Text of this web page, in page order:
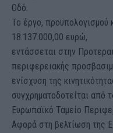
Οδό.
Το έργο, προϋπολογισμού
18.137.000,00 ευρώ,
εντάσσεται στην
περιφερειακής
ενίσχυση της
συγχρηματοδοτείται από
Ευρωπαϊκό Ταμείο
Αφορά στη βελτίωση της